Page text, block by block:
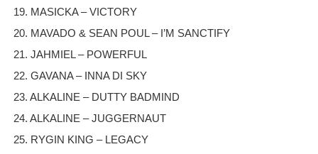
19. MASICKA – VICTORY
20. MAVADO & SEAN POUL – I’M SANCTIFY
21. JAHMIEL – POWERFUL
22. GAVANA – INNA DI SKY
23. ALKALINE – DUTTY BADMIND
24. ALKALINE – JUGGERNAUT
25. RYGIN KING – LEGACY